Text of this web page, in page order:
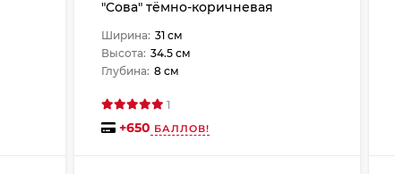
"Сова" тёмно-коричневая
Ширина: 31 см
Высота: 34.5 см
Глубина: 8 см
1
+650 БАЛЛОВ!